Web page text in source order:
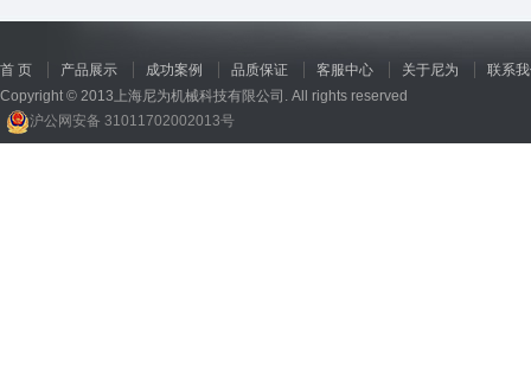
首 页 产品展示 成功案例 品质保证 客服中心 关于尼为
联系
Copyright © 2013上海尼为机械科技有限公司. All rights reserved
沪公网安备 31011702002013号